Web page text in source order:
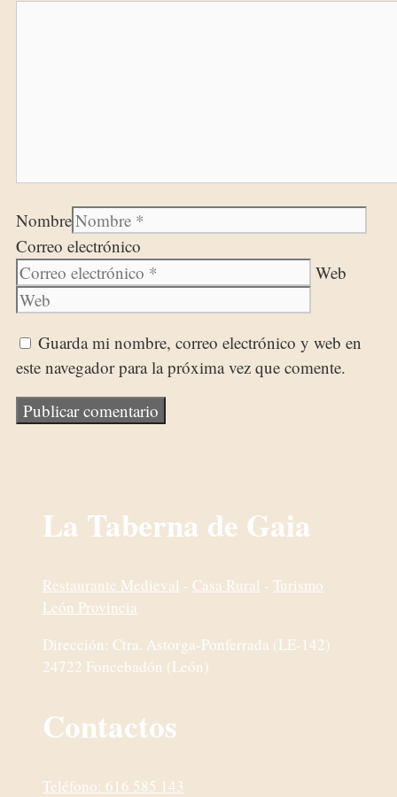
Nombre
Correo electrónico
Web
Guarda mi nombre, correo electrónico y web en
este navegador para la próxima vez que comente.
La Taberna de Gaia
Restaurante Medieval - Casa Rural - Turismo
León Provincia
Dirección: Ctra. Astorga-Ponferrada (LE-142)
24722 Foncebadón (León)
Contactos
Teléfono: 616 585 143